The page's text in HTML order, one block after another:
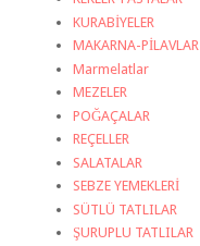
KURABİYELER
MAKARNA-PİLAVLAR
Marmelatlar
MEZELER
POĞAÇALAR
REÇELLER
SALATALAR
SEBZE YEMEKLERİ
SÜTLÜ TATLILAR
ŞURUPLU TATLILAR